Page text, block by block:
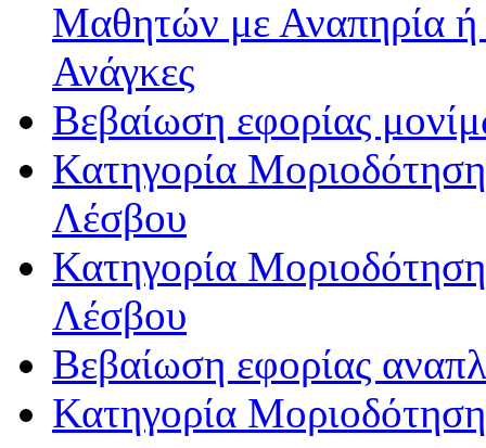
Μαθητών με Αναπηρία ή /
Ανάγκες
Βεβαίωση εφορίας
Κατηγορία
Λέσβου
Κατηγορία
Λέσβου
Βεβαίωση εφορίας
Κατηγορία